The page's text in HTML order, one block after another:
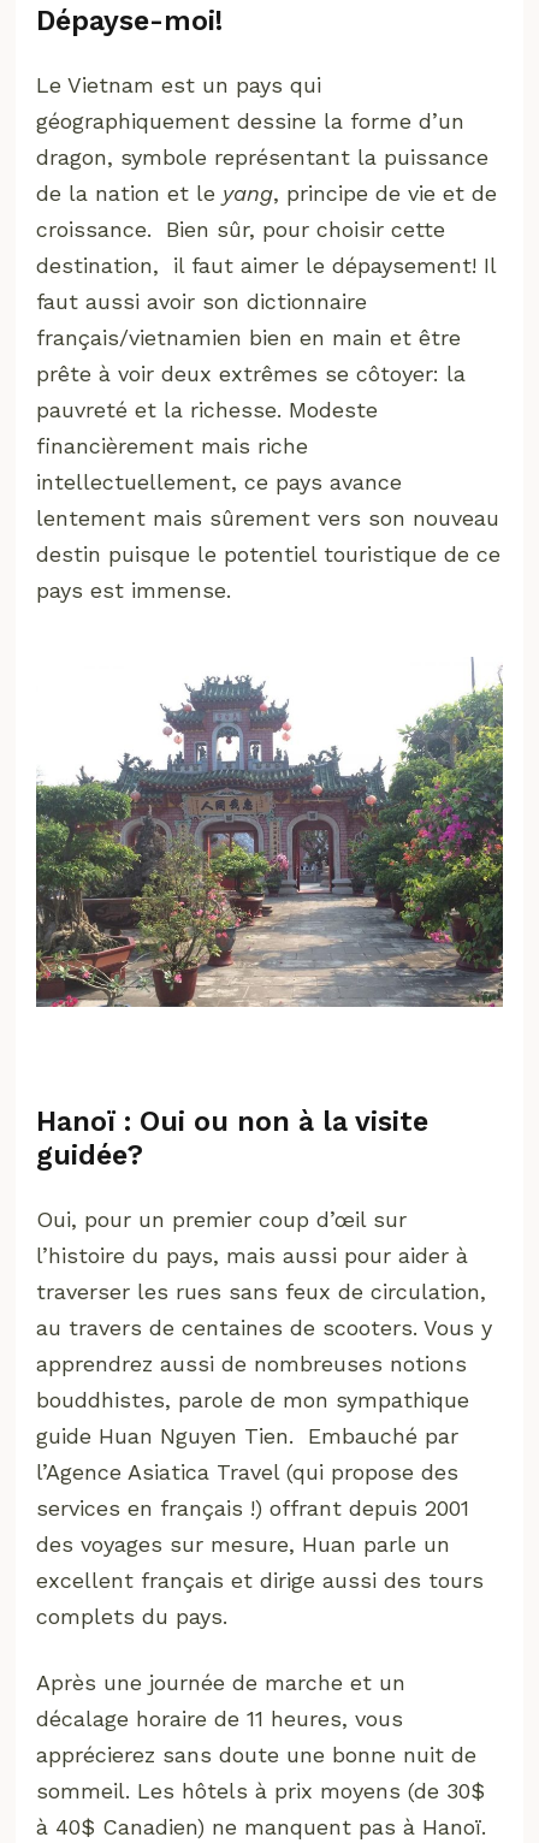
Dépayse-moi!
Le Vietnam est un pays qui
géographiquement dessine la forme d’un
dragon, symbole représentant la puissance
de la nation et le yang, principe de vie et de
croissance. Bien sûr, pour choisir cette
destination, il faut aimer le dépaysement! Il
faut aussi avoir son dictionnaire
français/vietnamien bien en main et être
prête à voir deux extrêmes se côtoyer: la
pauvreté et la richesse. Modeste
financièrement mais riche
intellectuellement, ce pays avance
lentement mais sûrement vers son nouveau
destin puisque le potentiel touristique de ce
pays est immense.
Hanoï : Oui ou non à la visite
guidée?
Oui, pour un premier coup d’œil sur
l’histoire du pays, mais aussi pour aider à
traverser les rues sans feux de circulation,
au travers de centaines de scooters. Vous y
apprendrez aussi de nombreuses notions
bouddhistes, parole de mon sympathique
guide Huan Nguyen Tien. Embauché par
l’Agence Asiatica Travel (qui propose des
services en français !) offrant depuis 2001
des voyages sur mesure, Huan parle un
excellent français et dirige aussi des tours
complets du pays.
Après une journée de marche et un
décalage horaire de 11 heures, vous
apprécierez sans doute une bonne nuit de
sommeil. Les hôtels à prix moyens (de 30$
à 40$ Canadien) ne manquent pas à Hanoï.